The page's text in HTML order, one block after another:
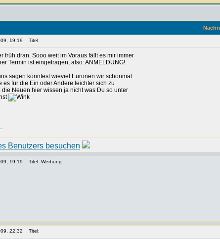
19:19 Titel:
früh dran. Sooo weit im Voraus fällt es mir immer
Termin ist eingetragen, also: ANMELDUNG!
sagen könntest wieviel Euronen wir schonmal
es für die Ein oder Andere leichter sich zu
Neuen hier wissen ja nicht was Du so unter
19:19 Titel: Werbung
22:32 Titel: